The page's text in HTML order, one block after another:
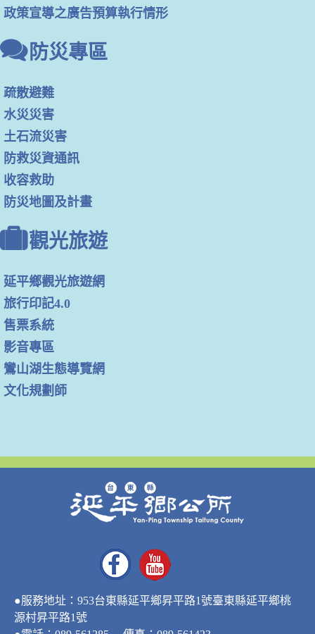
政策宣導之廣告預算執行情形
防災專區
疏散避難
水災災害
土石流災害
防救災資通訊
收容救助
防災地圖及計畫
觀光旅遊
延平鄉觀光旅遊網
旅行印記4.0
售票系統
影音專區
鸞山湖生態導覽網
文化規劃師
●服務地址：953台東縣延平鄉昇平路1號臺東縣延平鄉桃
源村昇平路1號